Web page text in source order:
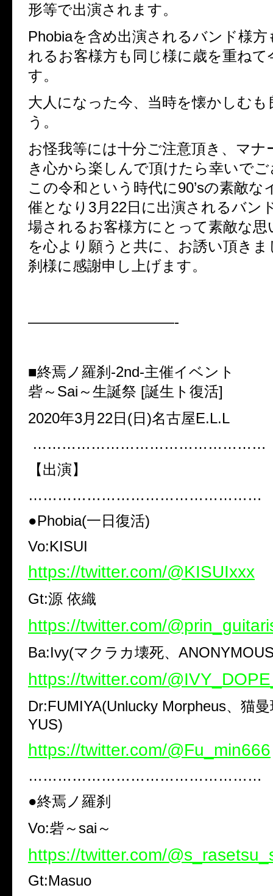
形等で出演されます。
Phobiaを含め出演されるバンド様
れるお客様方も同じ様に歳を重ねて
す。
大人になった今、当時を懐かしむも
う。
お怪我等には十分ご注意頂き、マナ
き心から楽しんで頂けたら幸いで
この令和という時代に90’sの素敵な
催となり3月22日に出演されるバン
場されるお客様方にとって素敵な思
を心より願うと共に、お誘い頂き
刹様に感謝申し上げます。
——————————-
■終焉ノ羅刹-2nd-主催イベント
砦～Sai～生誕祭 [誕生ト復活]
2020年3月22日(日)名古屋E.L.L
…………………………………………
【出演】
…………………………………………
●Phobia(一日復活)
Vo:KISUI
https://twitter.com/@KISUIxxx
Gt:源 依織
https://twitter.com/
Ba:Ivy(マクラカ壊死、
https://twitter.com/
Dr:FUMIYA(Unlucky Morpheus、猫
YUS)
https://twitter.com/@Fu_min666
…………………………………………
●終焉ノ羅刹
Vo:砦～sai～
https://twitter.com/
Gt:Masuo